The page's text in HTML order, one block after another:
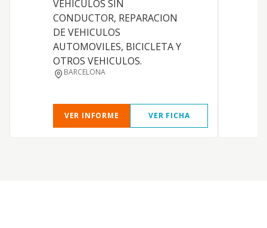
VEHICULOS SIN
CONDUCTOR, REPARACION
DE VEHICULOS
AUTOMOVILES, BICICLETA Y
OTROS VEHICULOS.
BARCELONA
VER INFORME VER FICHA